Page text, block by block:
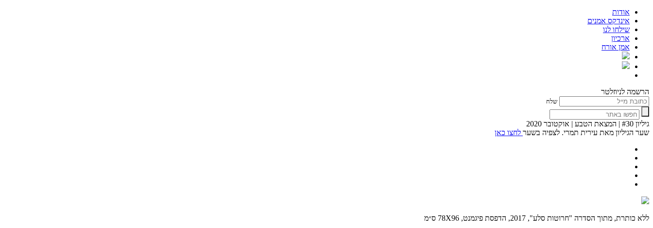
אודות
אינדקס אמנים
שילחו לנו
ארכיון
אמן אורח
הרשמה לניוזלטר
שלח
גיליון #30 | המצאת הטבע | אוקטובר 2020
שער הגיליון מאת עירית תמרי. לצפיה בשער לחצו כאן
ללא כותרת, מתוך הסדרה "חרוטות סלע", 2017, הדפסת פיגמנט, 78X96 ס״מ